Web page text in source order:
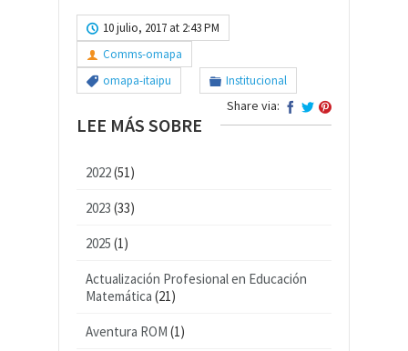
10 julio, 2017 at 2:43 PM
Comms-omapa
omapa-itaipu
Institucional
Share via:
LEE MÁS SOBRE
2022(51)
2023 (33)
2025 (1)
Actualización Profesional en Educación
Matemática (21)
Aventura ROM (1)